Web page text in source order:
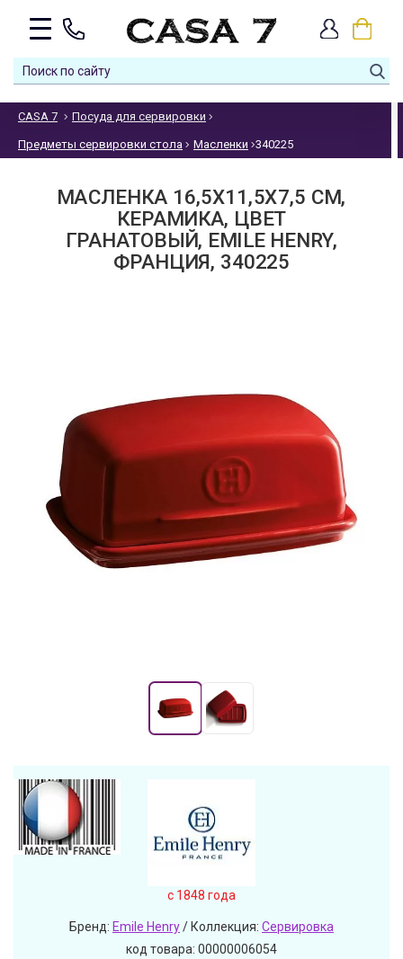
CASA 7 Посуда для сервировки
Предметы сервировки стола Масленки 340225
МАСЛЕНКА 16,5Х11,5Х7,5 СМ,
КЕРАМИКА, ЦВЕТ
ГРАНАТОВЫЙ, EMILE HENRY,
ФРАНЦИЯ, 340225
c 1848 года
Бренд: Emile Henry/ Коллекция: Сервировка
код товара: 00000006054